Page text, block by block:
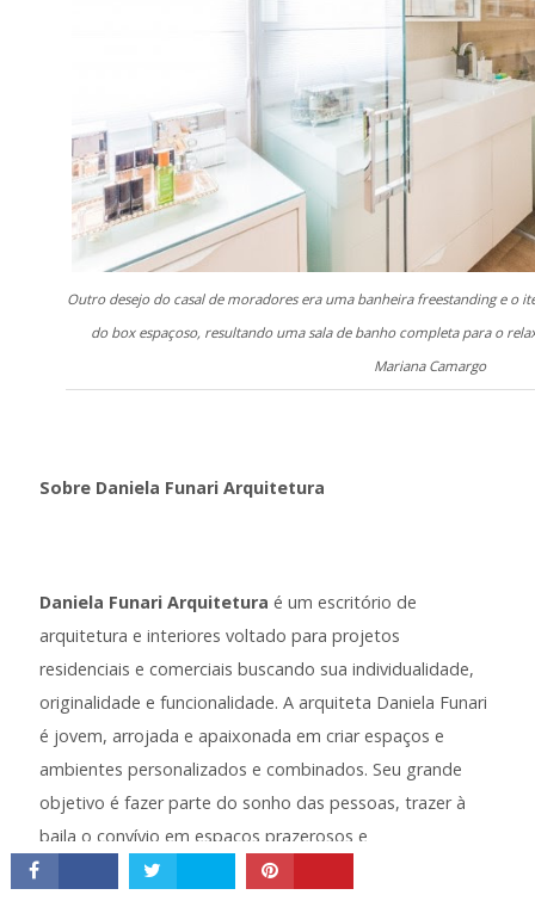
Outro desejo do casal de moradores era uma banheira freestanding e o
do box espaçoso, resultando uma sala de banho completa para o
Mariana Camargo
Sobre Daniela Funari Arquitetura
Daniela Funari Arquitetura é um escritório de
arquitetura e interiores voltado para projetos
residenciais e comerciais buscando sua individualidade,
originalidade e funcionalidade. A arquiteta Daniela Funari
é jovem, arrojada e apaixonada em criar espaços e
ambientes personalizados e combinados. Seu grande
objetivo é fazer parte do sonho das pessoas, trazer à
baila o convívio em espaços prazerosos e
aconchegantes, gerando satisfação, alegria e vivacidade.